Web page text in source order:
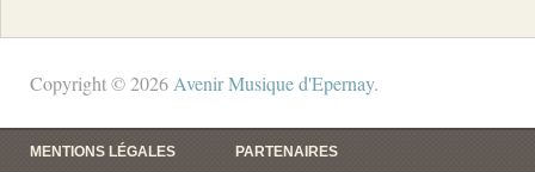
Copyright © 2026 Avenir Musique d'Epernay.
MENTIONS LÉGALES PARTENAIRES